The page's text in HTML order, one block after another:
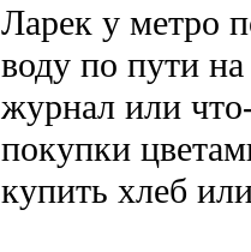
Ларек у метро
воду по пути
журнал или
покупки
купить хлеб